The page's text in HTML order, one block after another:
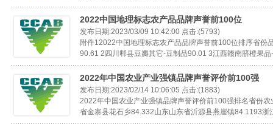
2022中国地理标志农产品品牌声誉前100位
发布日期:2023/03/09 10:42:00 点击:(5793)
附件12022中国地理标志农产品品牌声誉前100位排序省份
90.61 2四川郫县豆瓣其它-豆制品90.01 3江西赣南脐橙果
2022年中国农业产业强镇品牌声誉评价前100强
发布日期:2023/02/14 10:06:05 点击:(1883)
2022年中国农业产业强镇品牌声誉评价前100强排名省份
省金寨县花石乡84.332山东山东省沂源县燕崖镇84.1193浙